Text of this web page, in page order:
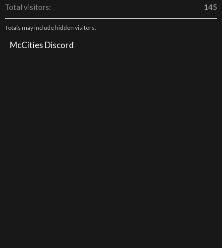
Total visitors
145
Totals may include hidden visitors.
McCities Discord